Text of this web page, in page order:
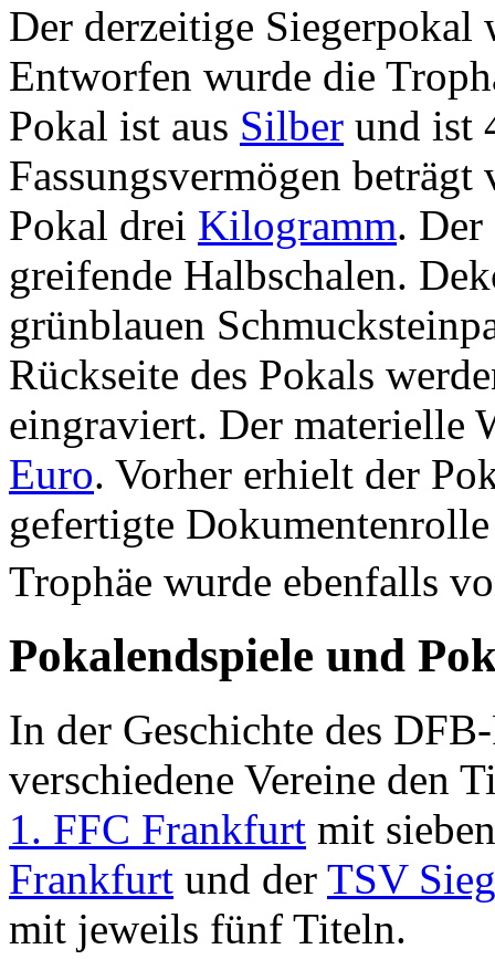
Der derzeitige Siegerpokal
Entworfen wurde die
Pokal ist aus Silber und ist
Fassungsvermögen
Pokal drei Kilogramm. Der
greifende Halbschalen.
grünblauen
Rückseite des Pokals
eingraviert. Der materielle
Euro. Vorher erhielt der
gefertigte
Trophäe wurde ebenfalls
Pokalendspiele und
In der Geschichte des
verschiedene Vereine den
1. FFC Frankfurt mit
Frankfurt und der TSV
mit jeweils fünf Titeln.